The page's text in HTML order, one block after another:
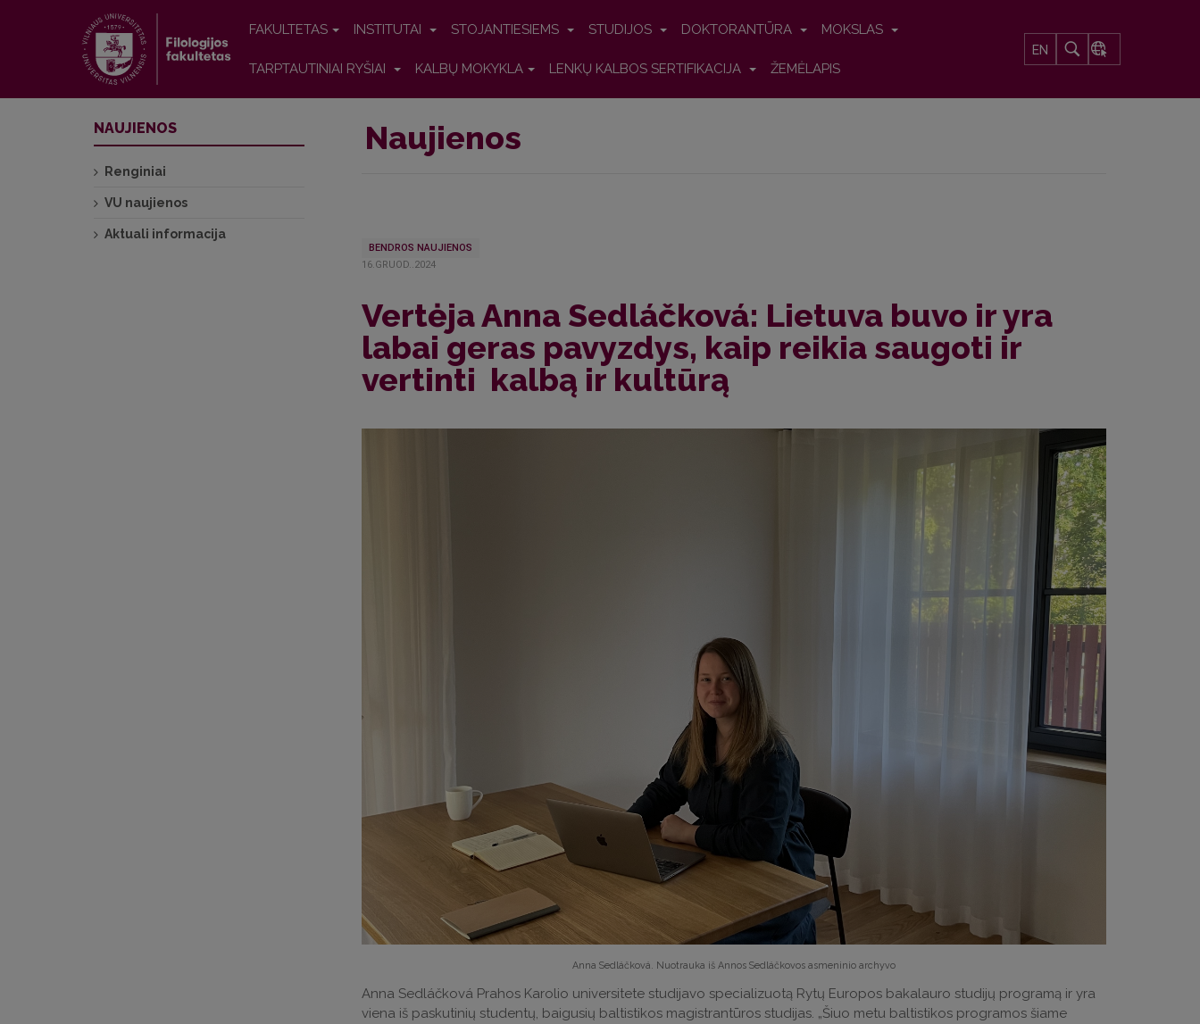
FAKULTETAS INSTITUTAI STOJANTIESIEMS STUDIJOS DOKTORANTŪRA MOKSLAS
TARPTAUTINIAI RYŠIAI KALBŲ MOKYKLA LENKŲ KALBOS SERTIFIKACIJA ŽEMĖLAPIS
EN
Naujienos
BENDROS NAUJIENOS
16.GRUOD..2024
Vertėja Anna Sedláčková: Lietuva buvo ir yra
labai geras pavyzdys, kaip reikia saugoti ir
vertinti kalbą ir kultūrą
Anna Sedláčková. Nuotrauka iš Annos Sedláčkovos asmeninio archyvo
Anna Sedláčková Prahos Karolio universitete studijavo specializuotą Rytų Europos bakalauro studijų programą ir yra
viena iš paskutinių studentų, baigusių baltistikos magistrantūros studijas. „Šiuo metu baltistikos programos šiame
NAUJIENOS
Renginiai
VU naujienos
Aktuali informacija